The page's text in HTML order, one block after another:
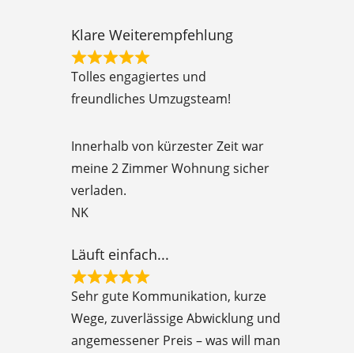
Klare Weiterempfehlung
R
a
d
5
o
o
Tolles engagiertes und
freundliches Umzugsteam!
Innerhalb von kürzester Zeit war
meine 2 Zimmer Wohnung sicher
verladen.
NK
Läuft einfach...
R
Sehr gute Kommunikation, kurze
Wege, zuverlässige Abwicklung und
angemessener Preis – was will man